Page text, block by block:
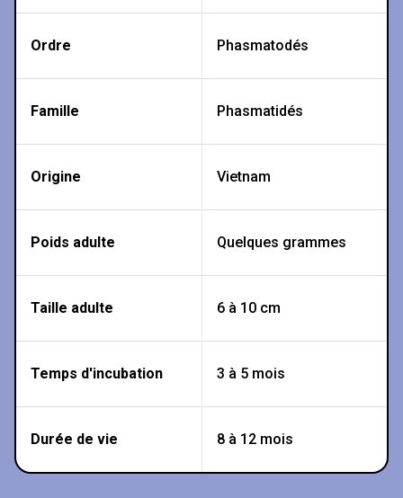
Ordre Phasmatodés
Famille Phasmatidés
Origine Vietnam
Poids adulte Quelques grammes
Taille adulte 6 à 10 cm
Temps d'incubation 3 à 5 mois
Durée de vie 8 à 12 mois